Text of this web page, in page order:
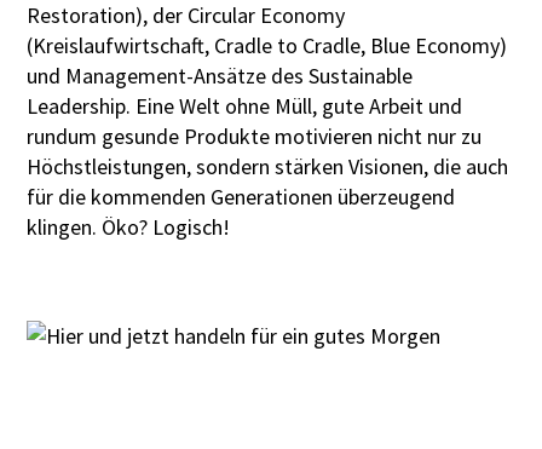
Restoration), der Circular Economy
(Kreislaufwirtschaft, Cradle to Cradle, Blue Economy)
und Management-Ansätze des Sustainable
Leadership. Eine Welt ohne Müll, gute Arbeit und
rundum gesunde Produkte motivieren nicht nur zu
Höchstleistungen, sondern stärken Visionen, die auch
für die kommenden Generationen überzeugend
klingen. Öko? Logisch!